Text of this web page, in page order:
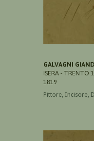
GALVAGNI
ISERA - TRENTO
1819
Pittore, Incisore,